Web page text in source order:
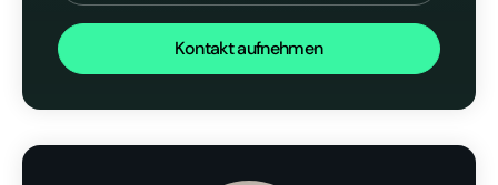
Kontakt aufnehmen